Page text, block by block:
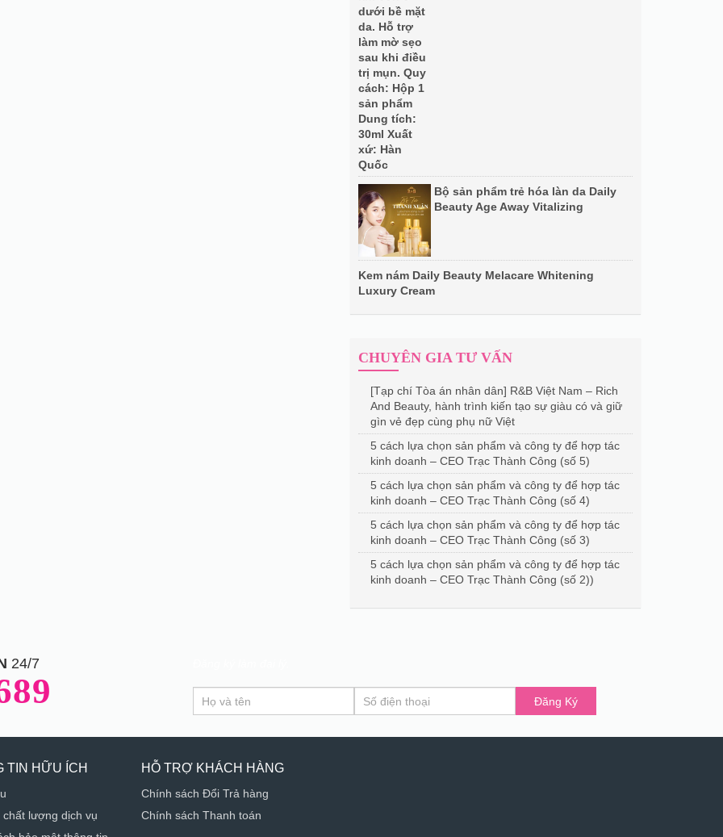
Bộ sản phẩm trẻ hóa làn da Daily
Beauty Age Away Vitalizing
Kem nám Daily Beauty Melacare Whitening
Luxury Cream
CHUYÊN GIA TƯ VẤN
[Tạp chí Tòa án nhân dân] R&B Việt Nam – Rich
And Beauty, hành trình kiến tạo sự giàu có và giữ
gìn vẻ đẹp cùng phụ nữ Việt
5 cách lựa chọn sản phẩm và công ty để hợp tác
kinh doanh – CEO Trạc Thành Công (số 5)
5 cách lựa chọn sản phẩm và công ty để hợp tác
kinh doanh – CEO Trạc Thành Công (số 4)
5 cách lựa chọn sản phẩm và công ty để hợp tác
kinh doanh – CEO Trạc Thành Công (số 3)
5 cách lựa chọn sản phẩm và công ty để hợp tác
kinh doanh – CEO Trạc Thành Công (số 2))
24/7
Đăng
If
you
leave
field
blank.
Đăng Ký
TIN HỮU ÍCH
chất lượng dịch vụ
HỖ TRỢ KHÁCH HÀNG
Chính sách Đổi Trả hàng
Chính sách Thanh toán